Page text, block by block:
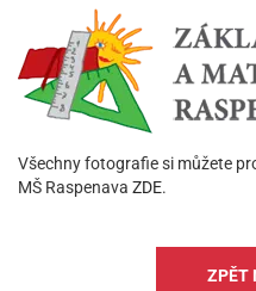
Všechny fotografie si můžete
MŠ Raspenava ZDE.
ZPĚT